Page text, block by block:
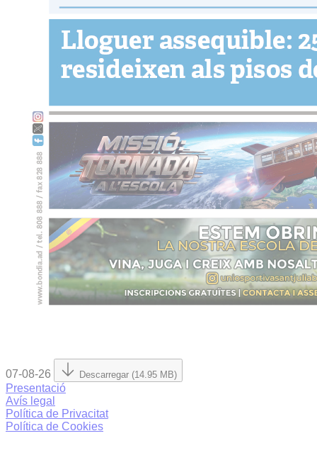
07-08-26 Descarregar (14.95 MB)
Presentació
Avís legal
Política de Privacitat
Política de Cookies